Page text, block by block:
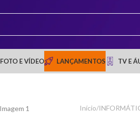
FOTO E VÍDEO LANÇAMENTOS TV E
Início/